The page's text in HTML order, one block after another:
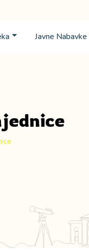
Javne Nabavke